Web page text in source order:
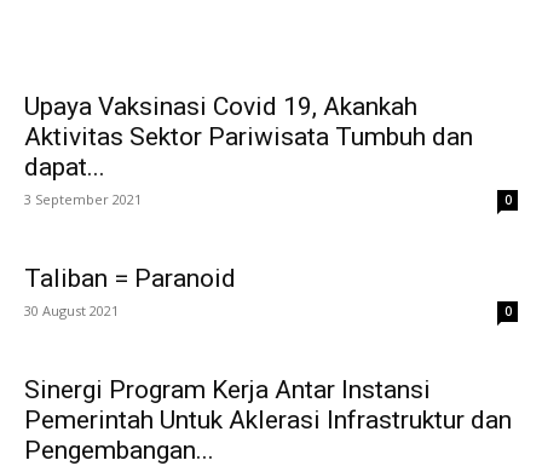
Upaya Vaksinasi Covid 19, Akankah
Aktivitas Sektor Pariwisata Tumbuh dan
dapat...
3 September 2021 0
Taliban = Paranoid
30 August 2021 0
Sinergi Program Kerja Antar Instansi
Pemerintah Untuk Aklerasi Infrastruktur dan
Pengembangan...